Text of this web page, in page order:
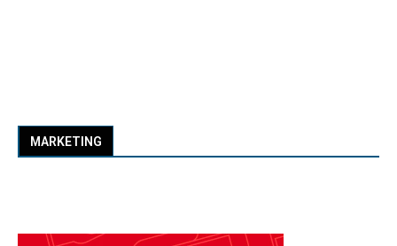
MARKETING